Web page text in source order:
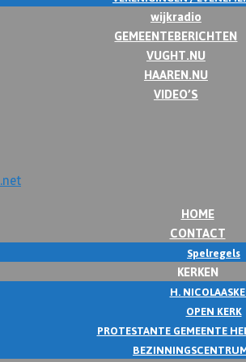
wijkradio
GEMEENTEBERICHTEN
VUGHT.NU
HAAREN.NU
VIDEO’S
HOME
CONTACT
Spelregels
KERKEN
H.
OPEN KERK
PROTESTANTE GEMEENTE